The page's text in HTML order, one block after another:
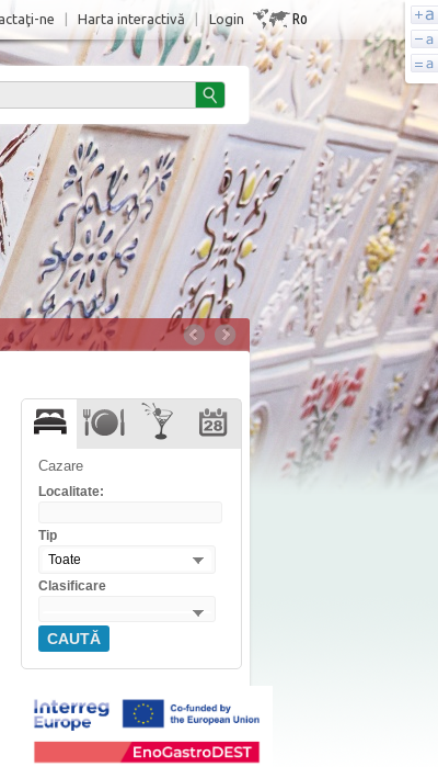
Login Ro
ne Harta interactivă
Cazare
Localitate:
Tip
Toate
Clasificare
CAUTĂ